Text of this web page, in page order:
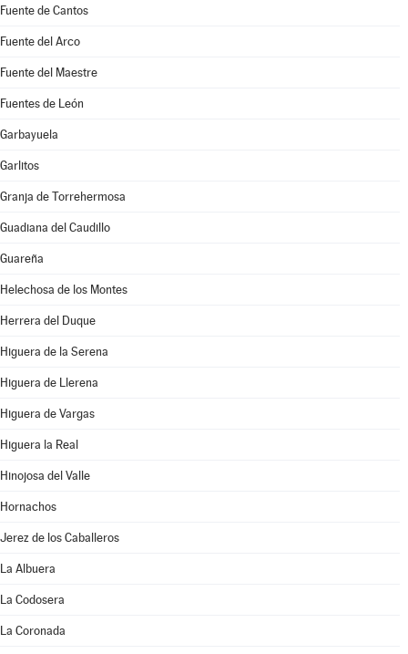
Fuente de Cantos
Fuente del Arco
Fuente del Maestre
Fuentes de León
Garbayuela
Garlitos
Granja de Torrehermosa
Guadiana del Caudillo
Guareña
Helechosa de los Montes
Herrera del Duque
Higuera de la Serena
Higuera de Llerena
Higuera de Vargas
Higuera la Real
Hinojosa del Valle
Hornachos
Jerez de los Caballeros
La Albuera
La Codosera
La Coronada